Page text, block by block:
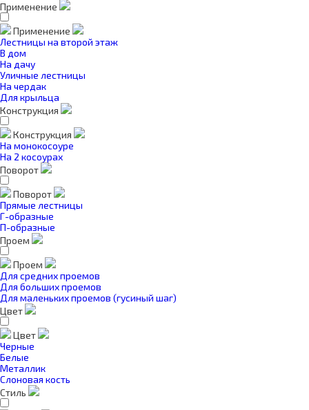
Применение
Применение
Лестницы на второй этаж
В дом
На дачу
Уличные лестницы
На чердак
Для крыльца
Конструкция
Конструкция
На монокосоуре
На 2 косоурах
Поворот
Поворот
Прямые лестницы
Г-образные
П-образные
Проем
Проем
Для средних проемов
Для больших проемов
Для маленьких проемов (гусиный шаг)
Цвет
Цвет
Черные
Белые
Металлик
Слоновая кость
Стиль